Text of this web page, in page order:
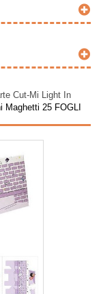
Cut-Mi Light In
Maghetti 25 FOGLI